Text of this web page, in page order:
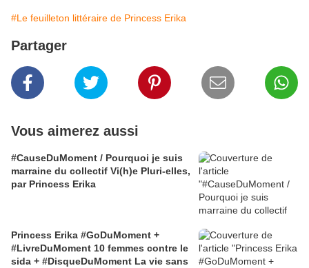
#Le feuilleton littéraire de Princess Erika
Partager
Vous aimerez aussi
#CauseDuMoment / Pourquoi je suis
marraine du collectif Vi(h)e Pluri-elles,
par Princess Erika
Princess Erika #GoDuMoment +
#LivreDuMoment 10 femmes contre le
sida + #DisqueDuMoment La vie sans